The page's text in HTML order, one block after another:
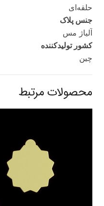
حلقه‌ای
جنس پلاک
آلیاژ مس
کشور تولید‌کننده
چین
محصولات مرتبط